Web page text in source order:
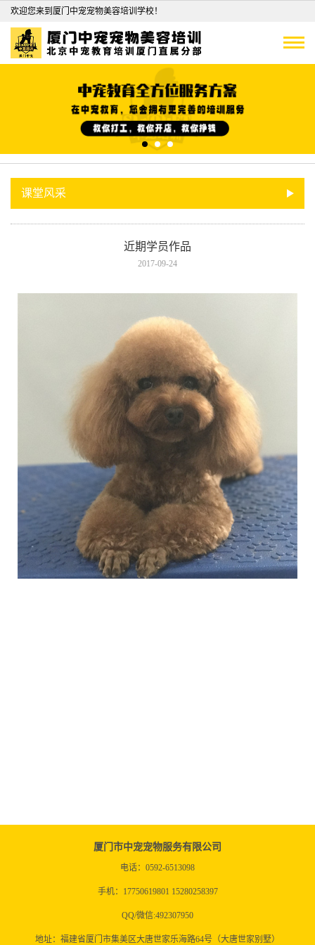
欢迎您来到厦门中宠宠物美容培训学校！
课堂风采
近期学员作品
2017-09-24
厦门市中宠宠物服务有限公司
电话：0592-6513098
手机：17750619801 15280258397
QQ/微信:492307950
地址：福建省厦门市集美区大唐世家乐海路64号（大唐世家别墅）